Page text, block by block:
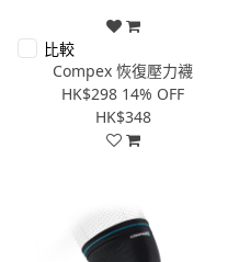
比較
Compex 恢復壓力襪
HK$298 14% OFF
HK$348